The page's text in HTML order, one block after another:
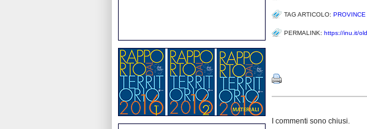
TAG ARTICOLO: PROVINCE
PERMALINK: https://inu.it/
I commenti sono chiusi.